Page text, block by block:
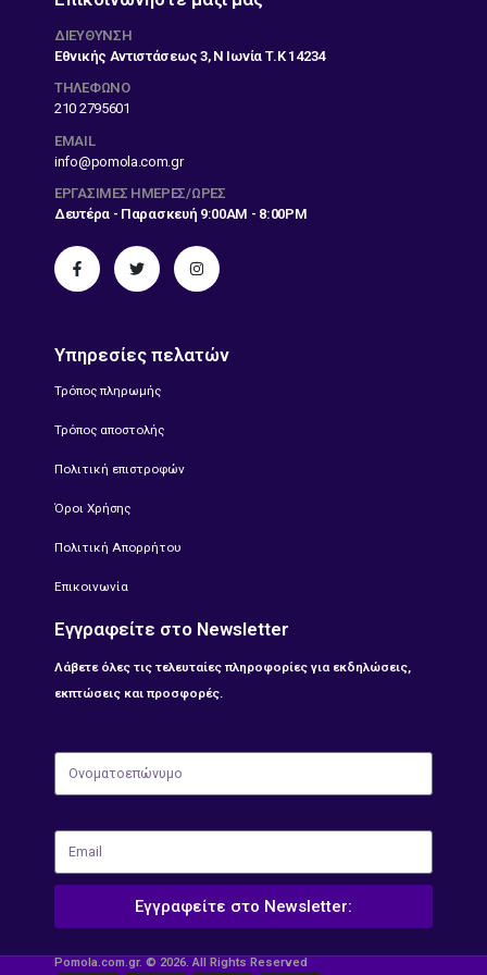
ΔΙΕΎΘΥΝΣΗ
Εθνικής Αντιστάσεως 3, Ν Ιωνία Τ.Κ 14234
ΤΗΛΕΦΩΝΟ
210 2795601
EMAIL
info@pomola.com.gr
ΕΡΓΆΣΙΜΕΣ ΗΜΈΡΕΣ/ΏΡΕΣ
Δευτέρα - Παρασκευή 9:00AM - 8:00PM
Υπηρεσίες πελατών
Τρόπος πληρωμής
Τρόπος αποστολής
Πολιτική επιστροφών
Όροι Χρήσης
Πολιτική Απορρήτου
Επικοινωνία
Εγγραφείτε στο Newsletter
Λάβετε όλες τις τελευταίες πληροφορίες για εκδηλώσεις,
εκπτώσεις και προσφορές.
Εγγραφείτε στο Newsletter:
Pomola.com.gr. © 2026. All Rights Reserved